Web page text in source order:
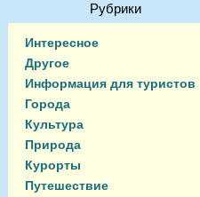
Рубрики
Интересное
Другое
Информация для туристов
Города
Культура
Природа
Курорты
Путешествие